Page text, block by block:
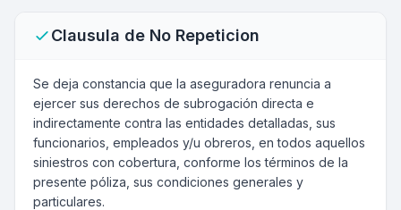
Clausula de No Repeticion
Se deja constancia que la aseguradora renuncia a
ejercer sus derechos de subrogación directa e
indirectamente contra las entidades detalladas, sus
funcionarios, empleados y/u obreros, en todos aquellos
siniestros con cobertura, conforme los términos de la
presente póliza, sus condiciones generales y
particulares.